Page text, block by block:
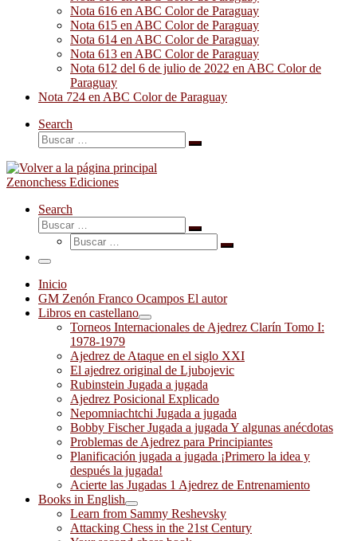
Nota 616 en ABC Color de Paraguay
Nota 615 en ABC Color de Paraguay
Nota 614 en ABC Color de Paraguay
Nota 613 en ABC Color de Paraguay
Nota 612 del 6 de julio de 2022 en ABC Color de
Paraguay
Nota 724 en ABC Color de Paraguay
Search
Buscar
Buscar
Zenonchess Ediciones
Search
Buscar
Buscar
Buscar
Buscar
Menú
Inicio
GM Zenón Franco Ocampos El autor
Libros en castellano
Torneos Internacionales de Ajedrez Clarín Tomo I:
1978-1979
Ajedrez de Ataque en el siglo XXI
El ajedrez original de Ljubojevic
Rubinstein Jugada a jugada
Ajedrez Posicional Explicado
Nepomniachtchi Jugada a jugada
Bobby Fischer Jugada a jugada Y algunas anécdotas
Problemas de Ajedrez para Principiantes
Planificación jugada a jugada ¡Primero la idea y
después la jugada!
Acierte las Jugadas 1 Ajedrez de Entrenamiento
Books in English
Learn from Sammy Reshevsky
Attacking Chess in the 21st Century